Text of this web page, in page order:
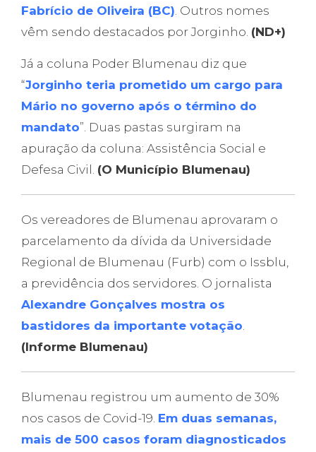
Fabrício de Oliveira (BC). Outros nomes
vêm sendo destacados por Jorginho. (ND+)
Já a coluna Poder Blumenau diz que
“Jorginho teria prometido um cargo para
Mário no governo após o término do
mandato”. Duas pastas surgiram na
apuração da coluna: Assistência Social e
Defesa Civil. (O Município Blumenau)
Os vereadores de Blumenau aprovaram o
parcelamento da dívida da Universidade
Regional de Blumenau (Furb) com o Issblu,
a previdência dos servidores. O jornalista
Alexandre Gonçalves mostra os
bastidores da importante votação.
(Informe Blumenau)
Blumenau registrou um aumento de 30%
nos casos de Covid-19. Em duas semanas,
mais de 500 casos foram diagnosticados